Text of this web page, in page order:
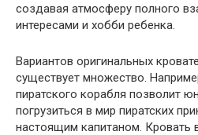
создавая атмосферу полного
интересами и хобби ребенка.
Вариантов оригинальных
существует множество.
пиратского корабля позволит
погрузиться в мир пиратских
настоящим капитаном. Кровать